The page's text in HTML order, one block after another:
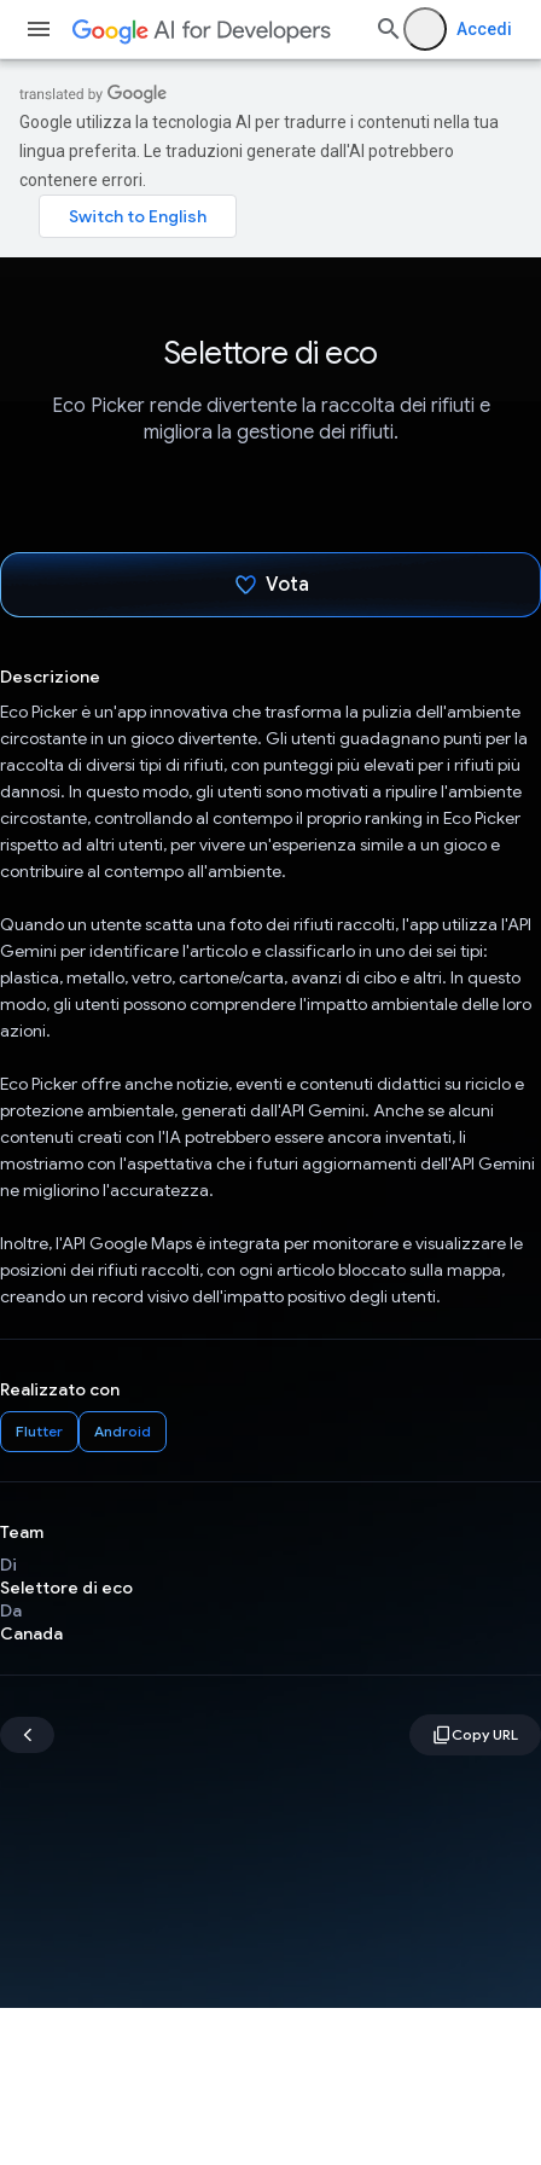
Accedi
Google utilizza la tecnologia AI per tradurre i contenuti nella tua
lingua preferita. Le traduzioni generate dall'AI potrebbero
contenere errori.
Selettore di eco
Eco Picker rende divertente la raccolta dei rifiuti e
migliora la gestione dei rifiuti.
Vota
Descrizione
Eco Picker è un'app innovativa che trasforma la pulizia dell'ambiente
circostante in un gioco divertente. Gli utenti guadagnano punti per la
raccolta di diversi tipi di rifiuti, con punteggi più elevati per i rifiuti più
dannosi. In questo modo, gli utenti sono motivati a ripulire l'ambiente
circostante, controllando al contempo il proprio ranking in Eco Picker
rispetto ad altri utenti, per vivere un'esperienza simile a un gioco e
contribuire al contempo all'ambiente.
Quando un utente scatta una foto dei rifiuti raccolti, l'app utilizza l'API
Gemini per identificare l'articolo e classificarlo in uno dei sei tipi:
plastica, metallo, vetro, cartone/carta, avanzi di cibo e altri. In questo
modo, gli utenti possono comprendere l'impatto ambientale delle loro
azioni.
Eco Picker offre anche notizie, eventi e contenuti didattici su riciclo e
protezione ambientale, generati dall'API Gemini. Anche se alcuni
contenuti creati con l'IA potrebbero essere ancora inventati, li
mostriamo con l'aspettativa che i futuri aggiornamenti dell'API Gemini
ne migliorino l'accuratezza.
Inoltre, l'API Google Maps è integrata per monitorare e visualizzare le
posizioni dei rifiuti raccolti, con ogni articolo bloccato sulla mappa,
creando un record visivo dell'impatto positivo degli utenti.
Realizzato con
Flutter Android
Team
Di
Selettore di eco
Da
Canada